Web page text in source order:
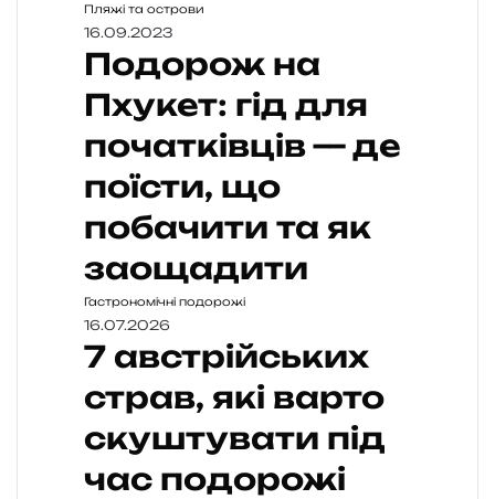
Пляжі та острови
16.09.2023
Подорож на
Пхукет: гід для
початківців — де
поїсти, що
побачити та як
заощадити
Гастрономічні подорожі
16.07.2026
7 австрійських
страв, які варто
скуштувати під
час подорожі